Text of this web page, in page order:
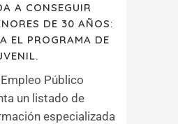
A CONSEGUIR
DE 30 AÑOS:
EL PROGRAMA DE
Público
un listado de
especializada